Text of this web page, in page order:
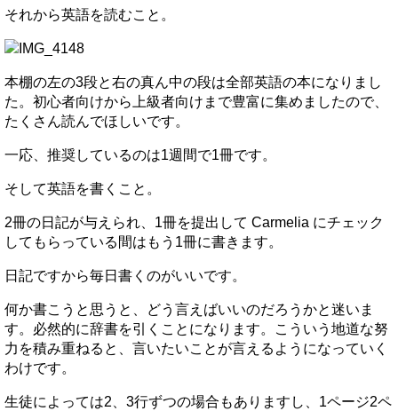
それから英語を読むこと。
本棚の左の3段と右の真ん中の段は全部英語の本になりまし
た。初心者向けから上級者向けまで豊富に集めましたので、
たくさん読んでほしいです。
一応、推奨しているのは1週間で1冊です。
そして英語を書くこと。
2冊の日記が与えられ、1冊を提出して Carmelia にチェック
してもらっている間はもう1冊に書きます。
日記ですから毎日書くのがいいです。
何か書こうと思うと、どう言えばいいのだろうかと迷いま
す。必然的に辞書を引くことになります。こういう地道な努
力を積み重ねると、言いたいことが言えるようになっていく
わけです。
生徒によっては2、3行ずつの場合もありますし、1ページ2ペ